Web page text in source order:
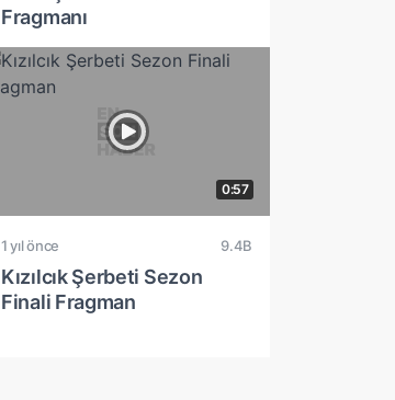
Fragmanı
0:57
1 yıl önce 9.4B
Kızılcık Şerbeti Sezon
Finali Fragman